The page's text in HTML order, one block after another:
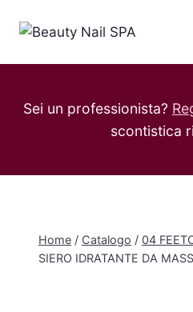
Sei un professionista?
scontistica
Home / Catalogo / 04
SIERO IDRATANTE DA